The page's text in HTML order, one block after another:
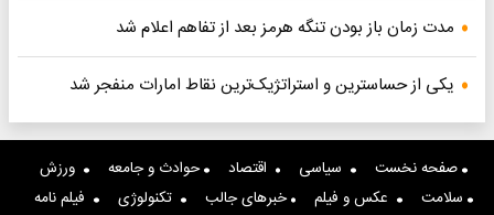
مدت زمان باز بودن تنگه هرمز بعد از تفاهم اعلام شد
یکی از حساسترین و استراتژیک‌ترین نقاط امارات منفجر شد
صفحه نخست سیاسی اقتصاد حوادث و جامعه
ورزش
سلامت
عکس و فیلم خبرهای جالب تکنولوژی فیلم نامه